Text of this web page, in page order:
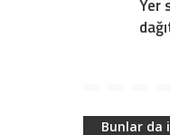
Yer
Bunlar da